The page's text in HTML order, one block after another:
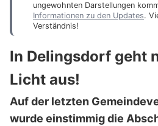
ungewohnten Darstellungen
Informationen zu den Updates.
Verständnis!
In Delingsdorf geht
Licht aus!
Auf der letzten
wurde einstimmig die